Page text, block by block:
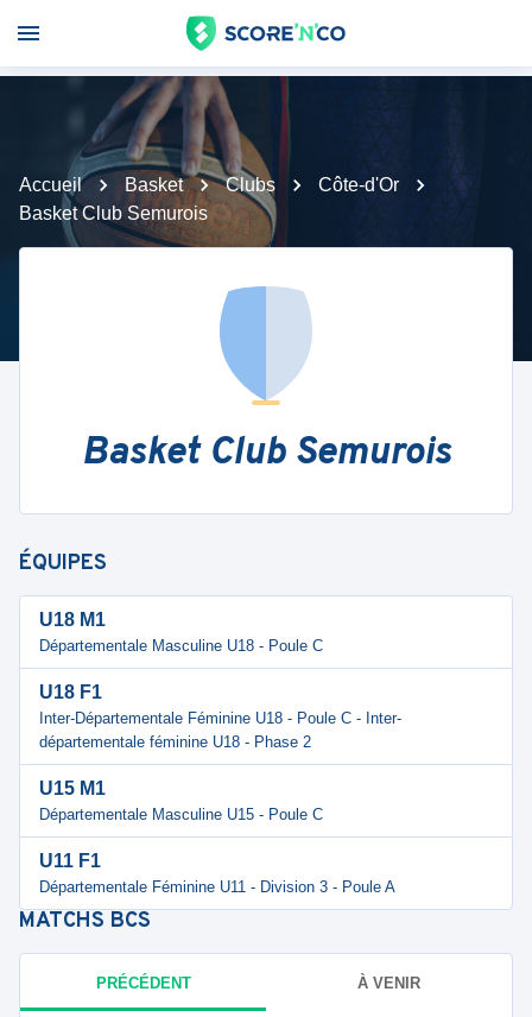
Accueil Basket Clubs
Côte-d'Or
Basket Club Semurois
Basket Club Semurois
ÉQUIPES
U18 M1
Départementale Masculine U18 - Poule C
U18 F1
Inter-Départementale Féminine U18 - Poule C - Inter-
départementale féminine U18 - Phase 2
U15 M1
Départementale Masculine U15 - Poule C
U11 F1
Départementale Féminine U11 - Division 3 - Poule A
MATCHS BCS
PRÉCÉDENT À VENIR